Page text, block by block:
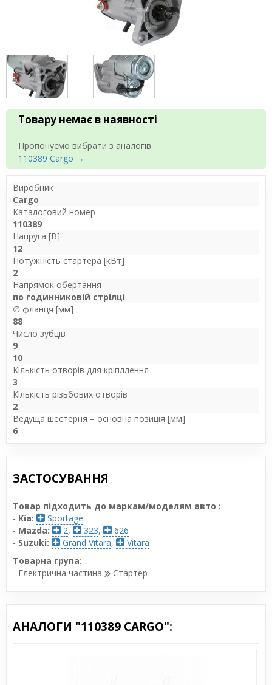
Товару немає в наявності.
Пропонуємо вибрати з аналогів
110389 Cargo →
Виробник
Cargo
Каталоговий номер
110389
Напруга [В]
12
Потужність стартера [кВт]
2
Напрямок обертання
по годинниковій стрілці
∅ фланця [мм]
88
Число зубців
9
10
Кількість отворів для кріпллення
3
Кількість різьбових отворів
2
Ведуща шестерня – основна позиція [мм]
6
ЗАСТОСУВАННЯ
Товар підходить до маркам/моделям авто :
- Kia:
Sportage
- Mazda: 2, 323,
626
- Suzuki: Grand Vitara,
Vitara
Товарна група:
- Електрична частина
Стартер
АНАЛОГИ "110389 CARGO":